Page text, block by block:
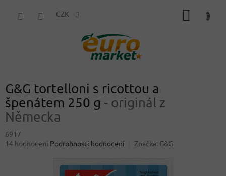
CZK
G&G tortelloni s ricottou a
špenátem 250 g - originál z
Německa
6917
Průměrné
14 hodnocení Podrobnosti hodnocení Značka: G&G